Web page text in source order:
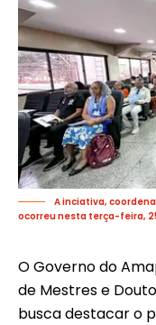
A inciativa,
ocorreu nesta terça-feira,
O Governo do
de Mestres e
busca destacar o